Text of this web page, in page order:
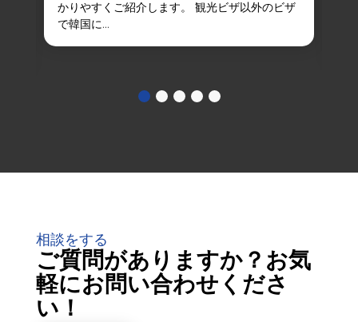
かりやすくご紹介します。 観光ビザ以外のビザ
で韓国に...
相談をする
ご質問がありますか？お気
軽にお問い合わせくださ
い！